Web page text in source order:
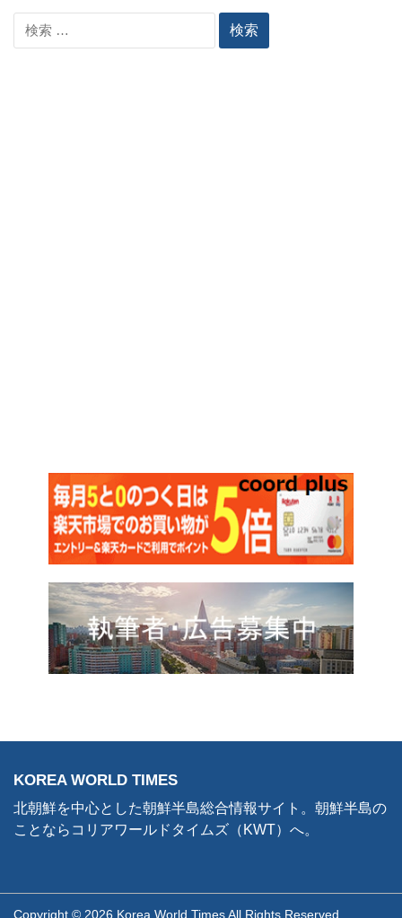
索:
KOREA WORLD TIMES
北朝鮮を中心とした朝鮮半島総合情報サイト。朝鮮半島の
ことならコリアワールドタイムズ（KWT）へ。
Copyright © 2026 Korea World Times All Rights Reserved